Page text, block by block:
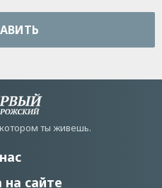
ты живешь.
сайте